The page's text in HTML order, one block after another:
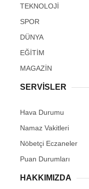
TEKNOLOJİ
SPOR
DÜNYA
EĞİTİM
MAGAZİN
SERVİSLER
Hava Durumu
Namaz Vakitleri
Nöbetçi Eczaneler
Puan Durumları
HAKKIMIZDA